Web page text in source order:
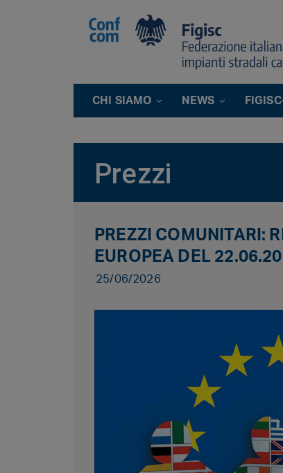
CHI SIAMO NEWS
PREZZI COMUNITARI:
EUROPEA DEL
Prezzi
25/06/2026